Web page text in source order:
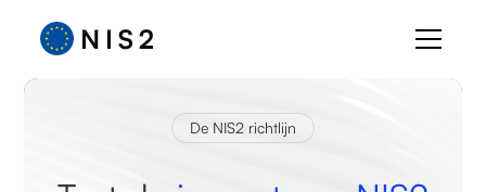
De NIS2 richtlijn